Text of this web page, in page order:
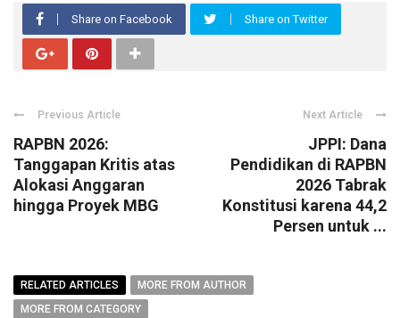
Share on Facebook Share on Twitter
Previous Article
RAPBN 2026:
Tanggapan Kritis atas
Alokasi Anggaran
hingga Proyek MBG
Next Article
JPPI: Dana
Pendidikan di RAPBN
2026 Tabrak
Konstitusi karena 44,2
Persen untuk ...
RELATED ARTICLES
MORE FROM AUTHOR
MORE FROM CATEGORY